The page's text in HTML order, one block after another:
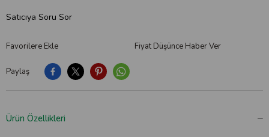
Paylaş
Favorilere Ekle Fiyat Düşünce Haber Ver
Satıcıya Soru Sor
Ürün Özellikleri